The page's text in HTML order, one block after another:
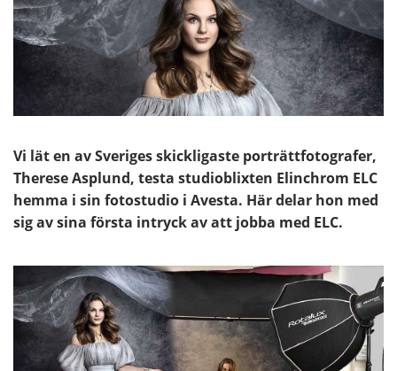
Vi lät en av Sveriges skickligaste porträttfotografer,
Therese Asplund, testa studioblixten Elinchrom ELC
hemma i sin fotostudio i Avesta. Här delar hon med
sig av sina första intryck av att jobba med ELC.